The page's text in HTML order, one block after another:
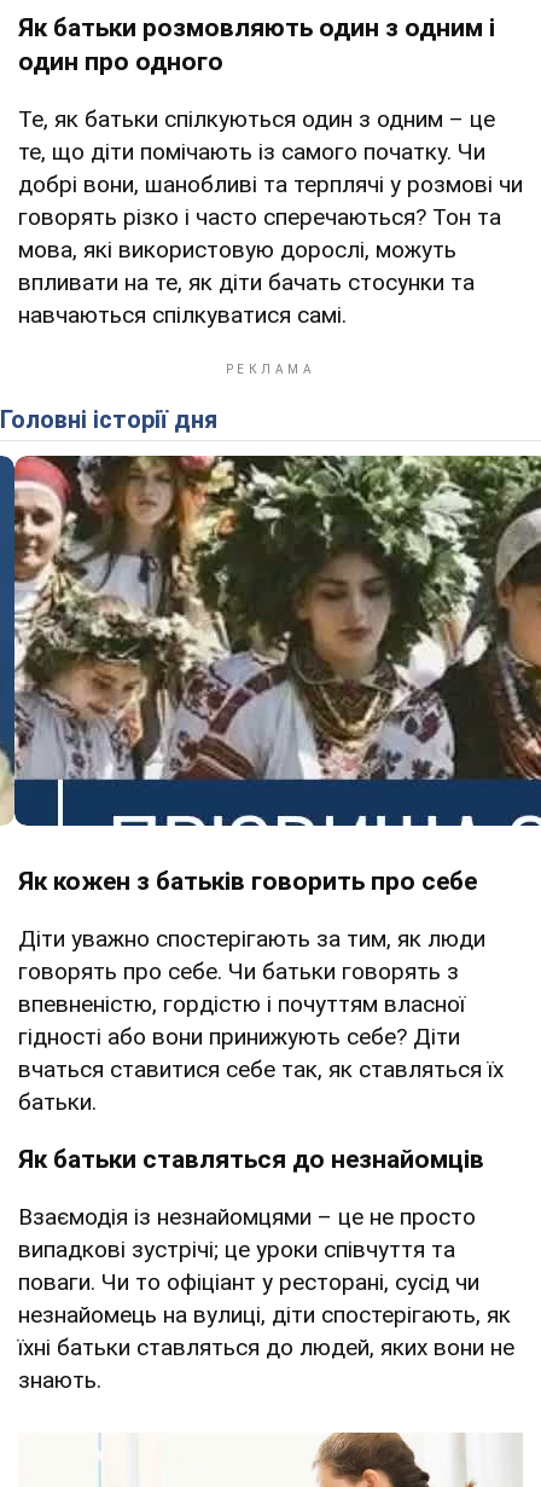
Як батьки розмовляють один з одним і
один про одного
Те, як батьки спілкуються один з одним – це
те, що діти помічають із самого початку. Чи
добрі вони, шанобливі та терплячі у розмові чи
говорять різко і часто сперечаються? Тон та
мова, які використовую дорослі, можуть
впливати на те, як діти бачать стосунки та
навчаються спілкуватися самі.
Головні історії дня
Як кожен з батьків говорить про себе
Діти уважно спостерігають за тим, як люди
говорять про себе. Чи батьки говорять з
впевненістю, гордістю і почуттям власної
гідності або вони принижують себе? Діти
вчаться ставитися себе так, як ставляться їх
батьки.
Як батьки ставляться до незнайомців
Взаємодія із незнайомцями – це не просто
випадкові зустрічі; це уроки співчуття та
поваги. Чи то офіціант у ресторані, сусід чи
незнайомець на вулиці, діти спостерігають, як
їхні батьки ставляться до людей, яких вони не
знають.